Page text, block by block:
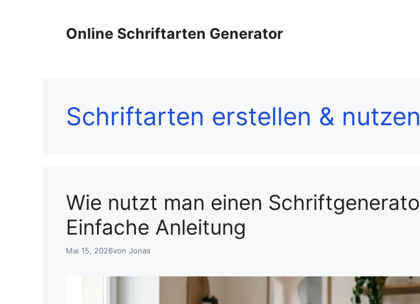
Online Schriftarten Generator
Schriftarten erstellen & nutzen
Wie nutzt man einen
Einfache Anleitung
Mai 15, 2026von Jonas